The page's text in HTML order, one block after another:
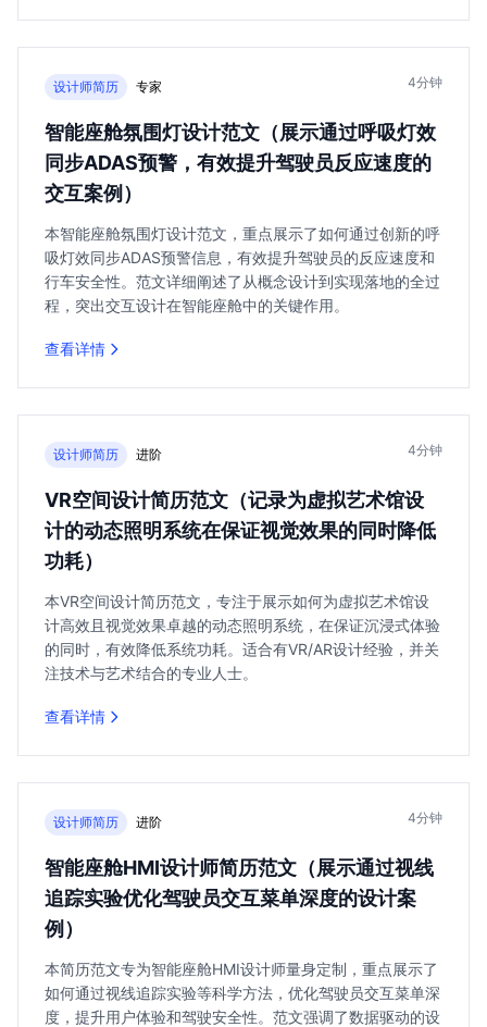
设计师简历 专家 4分钟
智能座舱氛围灯设计范文（展示通过呼吸灯效
同步ADAS预警，有效提升驾驶员反应速度的
交互案例）
本智能座舱氛围灯设计范文，重点展示了如何通过创新的呼
吸灯效同步ADAS预警信息，有效提升驾驶员的反应速度和
行车安全性。范文详细阐述了从概念设计到实现落地的全过
程，突出交互设计在智能座舱中的关键作用。
查看详情
设计师简历 进阶 4分钟
VR空间设计简历范文（记录为虚拟艺术馆设
计的动态照明系统在保证视觉效果的同时降低
功耗）
本VR空间设计简历范文，专注于展示如何为虚拟艺术馆设
计高效且视觉效果卓越的动态照明系统，在保证沉浸式体验
的同时，有效降低系统功耗。适合有VR/AR设计经验，并关
注技术与艺术结合的专业人士。
查看详情
设计师简历 进阶 4分钟
智能座舱HMI设计师简历范文（展示通过视线
追踪实验优化驾驶员交互菜单深度的设计案
例）
本简历范文专为智能座舱HMI设计师量身定制，重点展示了
如何通过视线追踪实验等科学方法，优化驾驶员交互菜单深
度，提升用户体验和驾驶安全性。范文强调了数据驱动的设